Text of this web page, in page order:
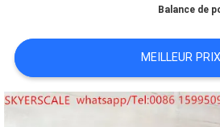
LA
QUALITÉ
Balance de
MEILLEUR PRIX